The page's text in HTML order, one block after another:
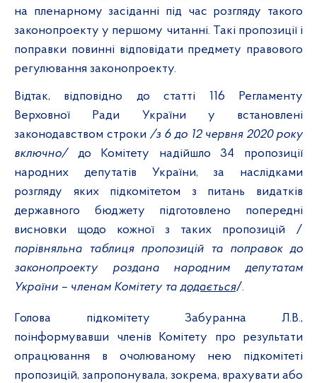
на пленарному засіданні під час розгляду такого
законопроекту у першому читанні. Такі пропозиції і
поправки повинні відповідати предмету правового
регулювання законопроекту.
Відтак, відповідно до статті 116 Регламенту
Верховної Ради України у встановлені
законодавством строки /з 6 до 12 червня 2020 року
включно/до Комітету надійшло 34 пропозиції
народних депутатів України, за наслідками
розгляду яких підкомітетом з питань видатків
державного бюджету підготовлено попередні
висновки щодо кожної з таких пропозицій /
порівняльна таблиця пропозицій та поправок до
законопроекту роздана народним депутатам
України – членам Комітету та додається/.
Голова підкомітету Забуранна Л.В.,
поінформувавши членів Комітету про результати
опрацювання в очолюваному нею підкомітеті
пропозицій, запропонувала, зокрема, врахувати або